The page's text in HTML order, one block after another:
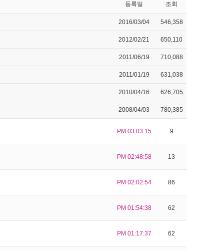
등록일 조회
2016/03/04 546,358
2012/02/21 650,110
2011/06/19 710,088
2011/01/19 631,038
2010/04/16 626,705
2008/04/03 780,385
PM 03:03:15 9
PM 02:48:58 13
PM 02:02:54 86
PM 01:54:38 62
PM 01:17:37 62